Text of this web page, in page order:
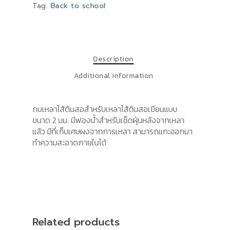
Tag: Back to school
Description
Additional information
กบเหลาไส้ดินสอสำหรับเหลาไส้ดินสอเขียนแบบ
ขนาด 2 มม. มีฟองน้ำสำหรับเช็ดฝุ่นหลังจากเหลา
แล้ว มีที่เก็บเศษผงจากการเหลา สามารถแกะออกมา
ทำความสะอาดภายในได้
Related products